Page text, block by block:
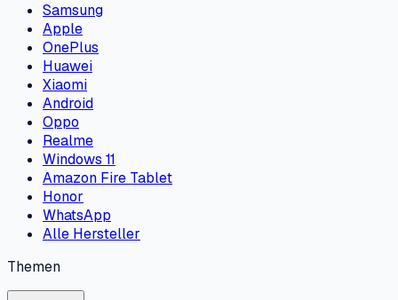
Samsung
Apple
OnePlus
Huawei
Xiaomi
Android
Oppo
Realme
Windows 11
Amazon Fire Tablet
Honor
WhatsApp
Alle Hersteller
Themen